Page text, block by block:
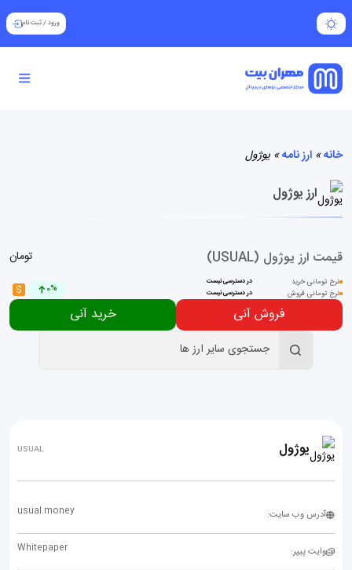
ورود /ثبت نام
خانه» ارز نامه» یوژول
ارز یوژول
قیمت ارز یوژول (USUAL)
نرخ تومانی خرید در دسترسی نیست
نرخ تومانی فروش در دسترسی نیست
تومان
0%
$
فروش آنی خرید آنی
یوژول USUAL
آدرس وب سایت: usual.money
وایت پیپر: Whitepaper